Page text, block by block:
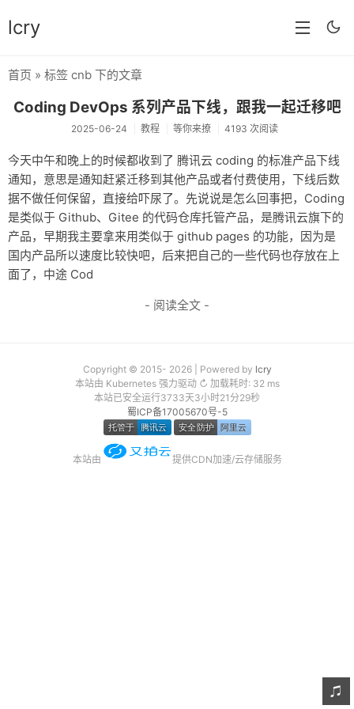
lcry
分类
分享
技术
教程
生活
归档
友链
关于
首页 » 标签 cnb 下的文章
Coding DevOps 系列产品下线，跟我一起迁移吧
2025-06-24 教程 等你来撩 4193 次阅读
今天中午和晚上的时候都收到了 腾讯云 coding 的标准产品下线
通知，意思是通知赶紧迁移到其他产品或者付费使用，下线后数
据不做任何保留，直接给吓尿了。先说说是怎么回事把，Coding
是类似于 Github、Gitee 的代码仓库托管产品，是腾讯云旗下的
产品，早期我主要拿来用类似于 github pages 的功能，因为是
国内产品所以速度比较快吧，后来把自己的一些代码也存放在上
面了，中途 Cod
- 阅读全文 -
Copyright © 2015- 2026 | Powered by lcry
本站由 Kubernetes 强力驱动 ↻ 加载耗时: 32 ms
本站已安全运行3733天3小时21分29秒
蜀ICP备17005670号-5
本站由 提供CDN加速/云存储服务